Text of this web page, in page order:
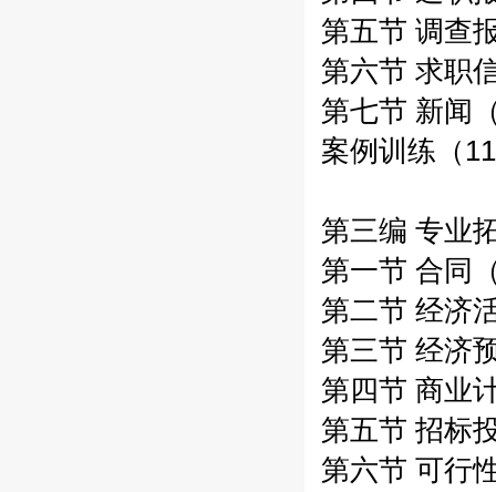
第五节 调查
第六节 求职
第七节 新闻
案例训练（
第三编 专业
第一节 合同
第二节 经济
第三节 经济
第四节 商业
第五节 招标
第六节 可行